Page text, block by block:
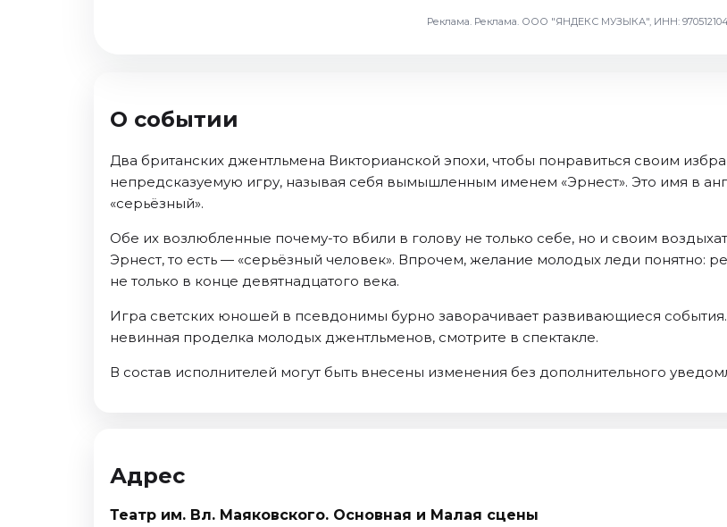
Октябрь 2026
Сентябрь 2026
Октябрь 2026
Октябрь 2026
Октябрь 2026
Реклама. Реклама. ООО "ЯНДЕКС МУЗЫКА", ИНН:
О событии
Два британских джентльмена Викторианской эпохи, чтобы понравиться своим
непредсказуемую игру, называя себя вымышленным именем «Эрнест». Это имя в
«серьёзный».
Обе их возлюбленные почему-то вбили в голову не только себе, но и своим
Эрнест, то есть — «серьёзный человек». Впрочем, желание молодых леди понятно:
не только в конце девятнадцатого века.
Игра светских юношей в псевдонимы бурно заворачивает развивающиеся события.
невинная проделка молодых джентльменов, смотрите в спектакле.
В состав исполнителей могут быть внесены изменения без дополнительного
Адрес
Театр им. Вл. Маяковского. Основная и Малая сцены